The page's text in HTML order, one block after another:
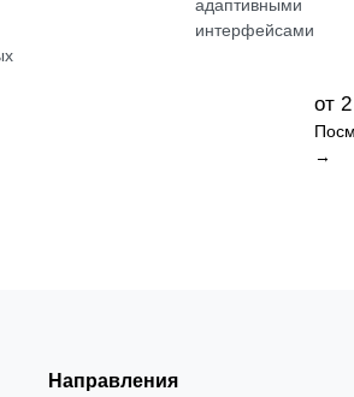
адаптивными
интерфейсами
от
→
Направления